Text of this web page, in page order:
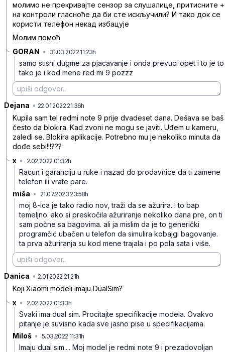
молимо не прекривајте сензор за слушалице, притисните +
на контроли гласноће да би сте искључили? И тако док се
користи телефон некад избацује
Молим помоћ
GORAN • 31.03.2022 11:23h
samo stisni dugme za pjacavanje i onda prevuci opet i to je to
tako je i kod mene red mi 9 pozzz
Dejana • 22.01.2022 21:36h
Kupila sam tel redmi note 9 prije dvadeset dana. Dešava se baš
često da blokira. Kad zvoni ne mogu se javiti. Uđem u kameru,
zaledi se. Blokira aplikacije. Potrebno mu je nekoliko minuta da
dođe sebi!!!???
x • 2.02.2022 01:32h
Racun i garanciju u ruke i nazad do prodavnice da ti zamene
telefon ili vrate pare.
miša • 21.07.2023 23:58h
moj 8-ica je tako radio nov, traži da se ažurira. i to bap
temeljno. ako si preskočila ažuriranje nekoliko dana pre, on ti
sam počne sa bagovima. ali ja mislim da je to generički
programčić ubačen u telefon da simulira kobajgi bagovanje.
ta prva ažuriranja su kod mene trajala i po pola sata i više.
Danica • 2.01.2022 21:21h
Koji Xiaomi modeli imaju DualSim?
x • 2.02.2022 01:33h
Svaki ima dual sim. Procitajte specifikacije modela. Ovakvo
pitanje je suvisno kada sve jasno pise u specifikacijama.
Miloš • 5.03.2022 11:31h
Imaju dual sim.... Moj model je redmi note 9 i prezadovoljan